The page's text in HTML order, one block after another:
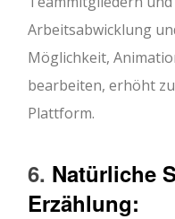
Arbeitsabwicklung
Möglichkeit,
bearbeiten, erhöht
Plattform.
6. Natürliche
Erzählung: